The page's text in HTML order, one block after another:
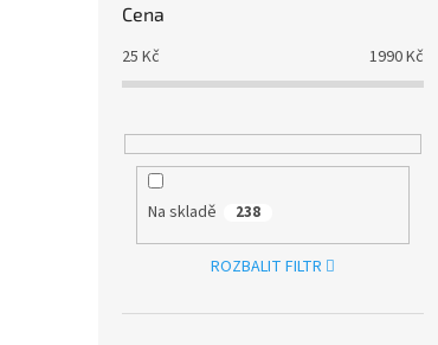
Cena
25 Kč 1990Kč
Na skladě 238
ROZBALIT FILTR